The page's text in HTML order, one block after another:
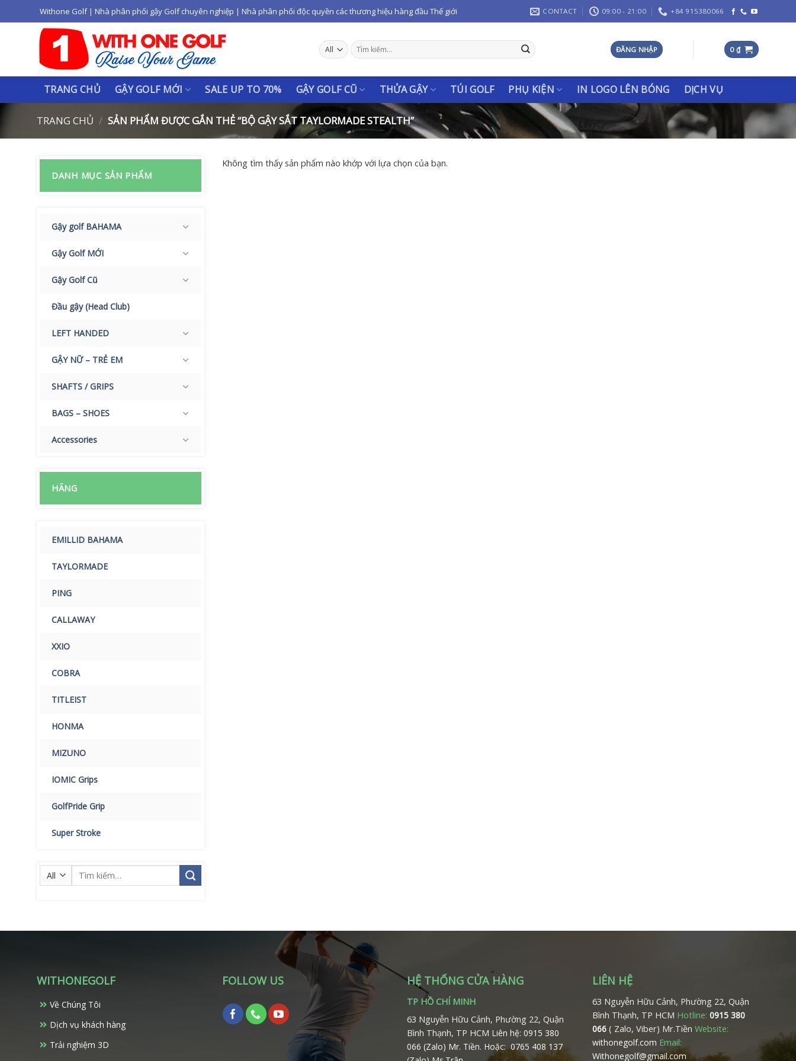
to
Withone Golf | Nhà phân phối gậy Golf chuyên nghiệp | Nhà phân phối độc quyền các thương hiệu hàng đầu Thế giới CONTACT 09:00 - 21:00 +84 915380066
Tìm
kiếm:
ĐĂNG NHẬP 0 ₫
TRANG CHỦ GẬY GOLF MỚI SALE UP TO 70% GẬY GOLF CŨ THỬA GẬY TÚI GOLF PHỤ KIỆN IN LOGO LÊN BÓNG DỊCH VỤ
TRANG CHỦ / SẢN PHẨM ĐƯỢC GẮN THẺ “BỘ GẬY SẮT TAYLORMADE STEALTH”
DANH MỤC SẢN PHẨM
Gậy golf BAHAMA
Gậy Golf MỚI
Gậy Golf Cũ
Đầu gậy (Head Club)
LEFT HANDED
GẬY NỮ – TRẺ EM
SHAFTS / GRIPS
BAGS – SHOES
Accessories
HÃNG
EMILLID BAHAMA
TAYLORMADE
PING
CALLAWAY
XXIO
COBRA
TITLEIST
HONMA
MIZUNO
IOMIC Grips
GolfPride Grip
Super Stroke
Tìm
kiếm:
Không tìm thấy sản phẩm nào khớp với lựa chọn của bạn.
WITHONEGOLF
Về Chúng Tôi
Dịch vụ khách hàng
Trải nghiệm 3D
FOLLOW US HỆ THỐNG CỬA HÀNG
TP HỒ CHÍ MINH
63 Nguyễn Hữu Cảnh, Phường 22, Quận
Bình Thạnh, TP HCM Liên hệ: 0915 380
066 (Zalo) Mr. Tiền. Hoặc: 0765 408 137
LIÊN HỆ
63 Nguyễn Hữu Cảnh, Phường 22, Quận
Bình Thạnh, TP HCM Hotline: 0915 380
066( Zalo, Viber) Mr.Tiền Website:
withonegolf.com Email:
Withonegolf@gmail.com